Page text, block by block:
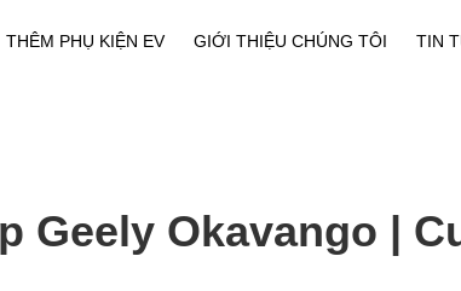
THÊM PHỤ KIỆN EV GIỚI THIỆU CHÚNG TÔI TIN
Geely Okavango |